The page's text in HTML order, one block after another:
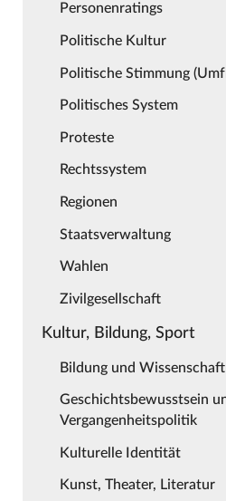
Personenratings
Politische Kultur
Politische Stimmung
Politisches System
Proteste
Rechtssystem
Regionen
Staatsverwaltung
Wahlen
Zivilgesellschaft
Kultur, Bildung, Sport
Bildung und Wissenschaft
Geschichtsbewusstsein
Vergangenheitspolitik
Kulturelle Identität
Kunst, Theater, Literatur